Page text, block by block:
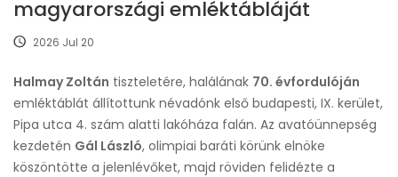
magyarországi emléktábláját
2026 Jul 20
Halmay Zoltán tiszteletére, halálának 70. évfordulóján
emléktáblát állítottunk névadónk első budapesti, IX. kerület,
Pipa utca 4. szám alatti lakóháza falán. Az avatóünnepség
kezdetén Gál László, olimpiai baráti körünk elnöke
köszöntötte a jelenlévőket, majd röviden felidézte a